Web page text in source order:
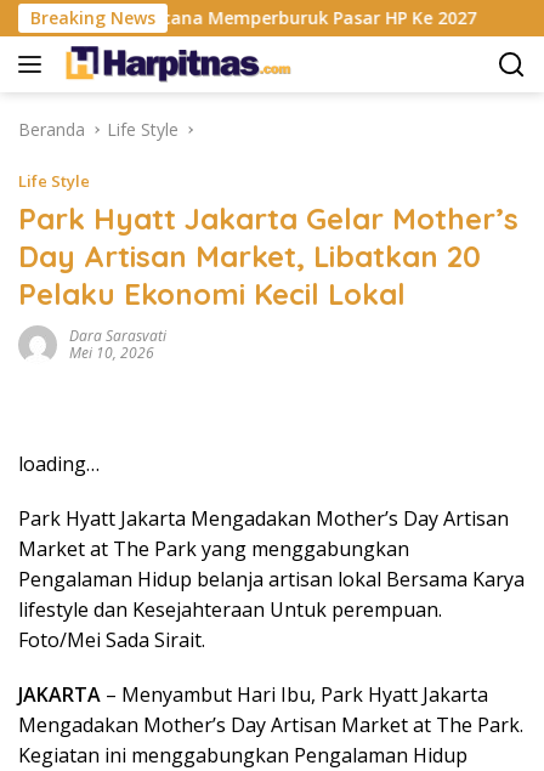
Langsung
ke
konten
Breaking News
RAM Berencana Memperburuk Pasar HP Ke 2027
Beranda Life Style
Life Style
Park Hyatt Jakarta Gelar Mother’s
Day Artisan Market, Libatkan 20
Pelaku Ekonomi Kecil Lokal
Dara Sarasvati
Mei 10, 2026
loading…
Park Hyatt Jakarta Mengadakan Mother’s Day Artisan
Market at The Park yang menggabungkan
Pengalaman Hidup belanja artisan lokal Bersama Karya
lifestyle dan Kesejahteraan Untuk perempuan.
Foto/Mei Sada Sirait.
JAKARTA – Menyambut Hari Ibu, Park Hyatt Jakarta
Mengadakan Mother’s Day Artisan Market at The Park.
Kegiatan ini menggabungkan Pengalaman Hidup